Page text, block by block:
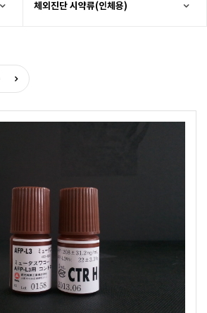
체외진단 시약류(인체용)